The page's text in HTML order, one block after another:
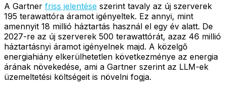
A Gartner friss jelentése szerint tavaly az új szerverek
195 terawattóra áramot igényeltek. Ez annyi, mint
amennyit 18 millió háztartás használ el egy év alatt. De
2027-re az új szerverek 500 terawattórát, azaz 46 millió
háztartásnyi áramot igényelnek majd. A közelgő
energiahiány elkerülhetetlen következménye az energia
árának növekedése, ami a Gartner szerint az LLM-ek
üzemeltetési költségeit is növelni fogja.